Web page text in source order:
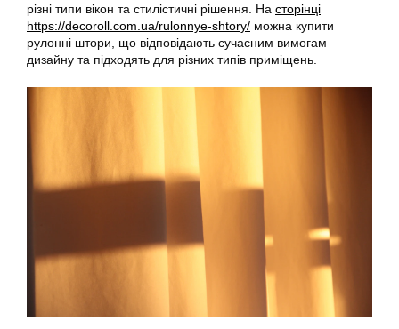
різні типи вікон та стилістичні рішення. На сторінці
https://decoroll.com.ua/rulonnye-shtory/ можна купити
рулонні штори, що відповідають сучасним вимогам
дизайну та підходять для різних типів приміщень.